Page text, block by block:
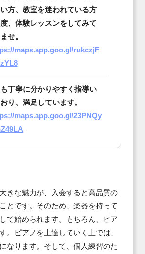
方、教室を迷われている方
、体験レッスンをしてみて
せ。
maps.app.goo.gl/rukczjF
丁寧に分かりやすく指導い
り、満足しています。
maps.app.goo.gl/23PNQy
きな魅力が、入会すると高品質の
とです。そのため、楽器を持って
て始められます。もちろん、ピア
。ピアノを上達していく上では、
なります。そして、個人練習のた